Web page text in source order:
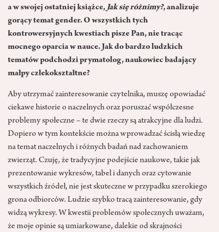
a w swojej ostatniej książce,Jak się różnimy?, analizuje
gorący temat gender. O wszystkich tych
kontrowersyjnych kwestiach pisze Pan, nie tracąc
mocnego oparcia w nauce. Jak do bardzo ludzkich
tematów podchodzi prymatolog, naukowiec badający
małpy człekokształtne?
Aby utrzymać zainteresowanie czytelnika, muszę opowiadać
ciekawe historie o naczelnych oraz poruszać współczesne
problemy społeczne – te dwie rzeczy są atrakcyjne dla ludzi.
Dopiero w tym kontekście można wprowadzać ścisłą wiedzę
na temat naczelnych i różnych badań nad zachowaniem
zwierząt. Czuję, że tradycyjne podejście naukowe, takie jak
prezentowanie wykresów, tabel i danych oraz cytowanie
wszystkich źródeł, nie jest skuteczne w przypadku szerokiego
grona odbiorców. Ludzie szybko tracą zainteresowanie, gdy
widzą wykresy. W kwestii problemów społecznych uważam,
że moje opinie są umiarkowane, dalekie od skrajności